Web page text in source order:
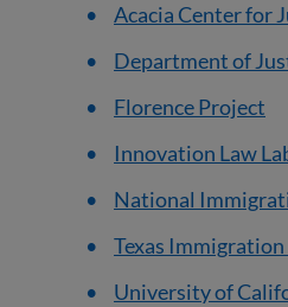
Acacia Center for
Department of
Florence Project
Innovation Law
National
Texas
University of